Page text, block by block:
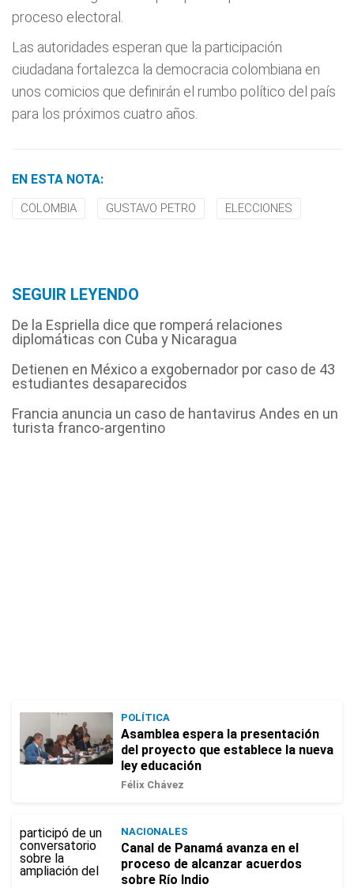
proceso electoral.
Las autoridades esperan que la participación
ciudadana fortalezca la democracia colombiana en
unos comicios que definirán el rumbo político del país
para los próximos cuatro años.
EN ESTA NOTA:
COLOMBIA GUSTAVO PETRO ELECCIONES
SEGUIR LEYENDO
De la Espriella dice que romperá relaciones
diplomáticas con Cuba y Nicaragua
Detienen en México a exgobernador por caso de 43
estudiantes desaparecidos
Francia anuncia un caso de hantavirus Andes en un
turista franco-argentino
POLÍTICA
Asamblea espera la presentación
del proyecto que establece la nueva
ley educación
Félix Chávez
NACIONALES
Canal de Panamá avanza en el
proceso de alcanzar acuerdos
sobre Río Indio